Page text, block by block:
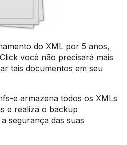
do XML por 5 anos,
você não precisará mais
tais documentos em seu
e armazena todos os XMLs
e realiza o backup
segurança das suas